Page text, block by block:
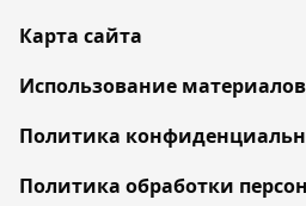
Карта сайта
Использование материалов
Политика
Политика обработки